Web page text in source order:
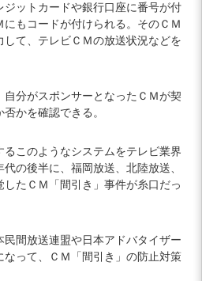
ットカードや銀行口座に番号が付
もコードが付けられる。そのＣＭ
て、テレビＣＭの放送状況などを
分がスポンサーとなったＣＭが契
かを確認できる。
このようなシステムをテレビ業界
の後半に、福岡放送、北陸放送、
たＣＭ「間引き」事件が糸口だっ
間放送連盟や日本アドバタイザー
なって、ＣＭ「間引き」の防止対策